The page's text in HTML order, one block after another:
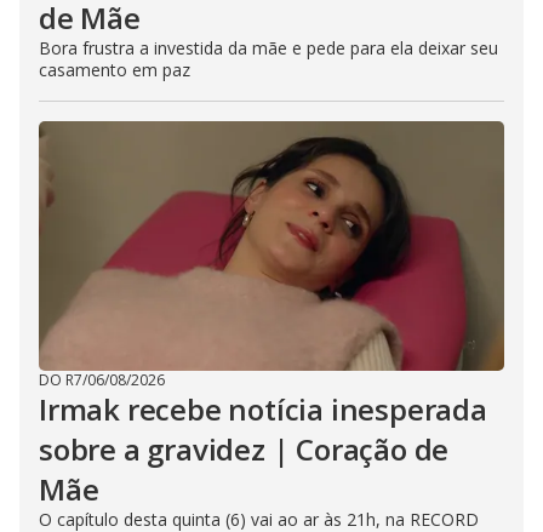
de Mãe
Bora frustra a investida da mãe e pede para ela deixar seu
casamento em paz
DO R7/06/08/2026
Irmak recebe notícia inesperada
sobre a gravidez | Coração de
Mãe
O capítulo desta quinta (6) vai ao ar às 21h, na RECORD